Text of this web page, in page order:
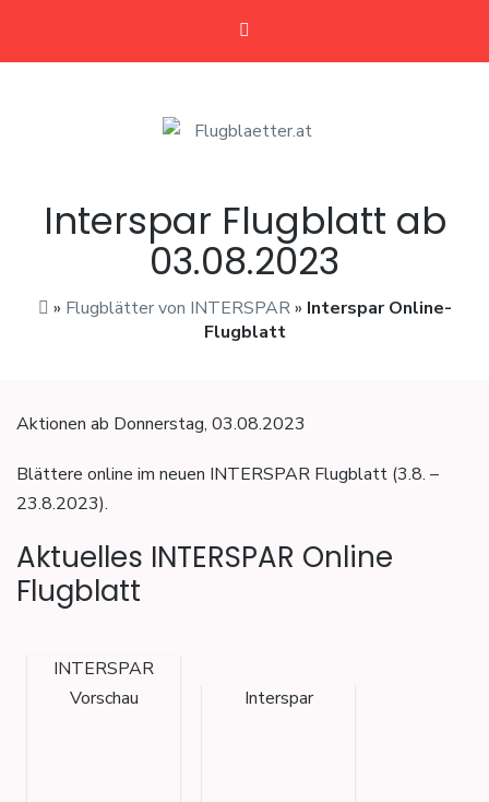
Interspar Flugblatt ab
03.08.2023
» Flugblätter von INTERSPAR» Interspar Online-
Flugblatt
Aktionen ab Donnerstag, 03.08.2023
Blättere online im neuen INTERSPAR Flugblatt (3.8. –
23.8.2023).
Aktuelles INTERSPAR Online
Flugblatt
INTERSPAR
Vorschau
Interspar